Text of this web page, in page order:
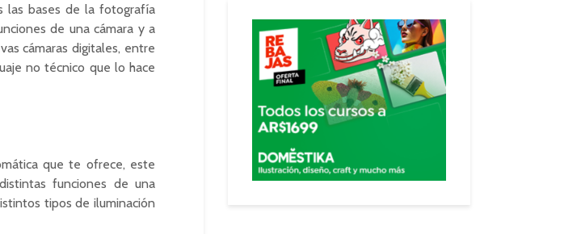
las bases de la fotografía
de una cámara y a
cámaras digitales, entre
no técnico que lo hace
que te ofrece, este
funciones de una
tipos de iluminación